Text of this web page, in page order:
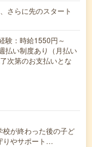
らに先のスタート
験：時給1550円～
い制度あり（月払い
次第のお支払いとな
校が終わった後の子ど
りやサポート…